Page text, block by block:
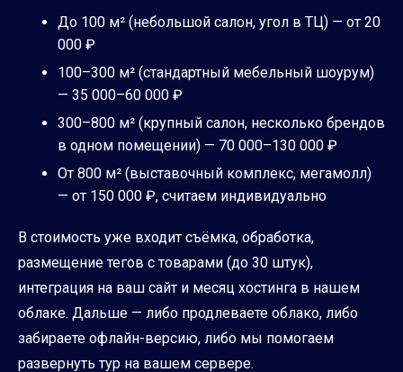
До 100 м² (небольшой салон, угол в ТЦ) — от 20
000 ₽
100–300 м² (стандартный мебельный шоурум)
— 35 000–60 000 ₽
300–800 м² (крупный салон, несколько брендов
в одном помещении) — 70 000–130 000 ₽
От 800 м² (выставочный комплекс, мегамолл)
— от 150 000 ₽, считаем индивидуально
В стоимость уже входит съёмка, обработка,
размещение тегов с товарами (до 30 штук),
интеграция на ваш сайт и месяц хостинга в нашем
облаке. Дальше — либо продлеваете облако, либо
забираете офлайн-версию, либо мы помогаем
развернуть тур на вашем сервере.